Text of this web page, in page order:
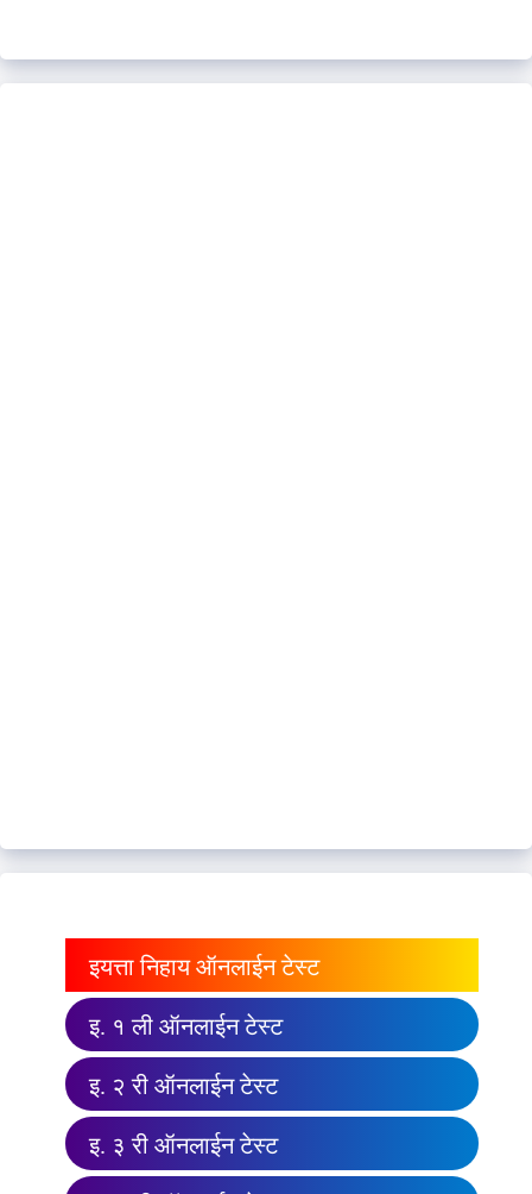
इयत्ता निहाय ऑनलाईन टेस्ट
इ. १ ली ऑनलाईन टेस्ट
इ. २ री ऑनलाईन टेस्ट
इ. ३ री ऑनलाईन टेस्ट